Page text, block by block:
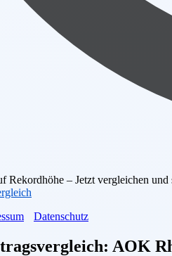
Rekordhöhe – Jetzt vergleichen und
Datenschutz
AOK